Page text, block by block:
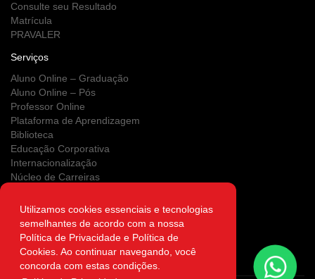
Utilizamos cookies essenciais e tecnologias
semelhantes de acordo com a nossa
Política de Privacidade e Política de
Cookies. Ao continuar navegando, você
concorda com estas condições.
Consulte seu Resultado
Matrícula
PRAVALER
Serviços
Aluno Online – Graduação
Aluno Online – Pós
Professor Online
Plataforma de Aprendizagem
Biblioteca
Educação Corporativa
Internacionalização
Núcleo de Carreiras
NUPS
Clínica Escola
Área do Egresso
Atendimento on-line
Autenticidade